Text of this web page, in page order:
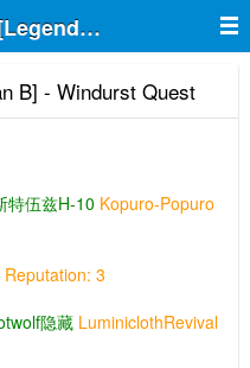
Plan B] -
B] - Windurst Quest
特伍兹H-10 Kopuro-Popuro
3
隐藏 LuminiclothRevival